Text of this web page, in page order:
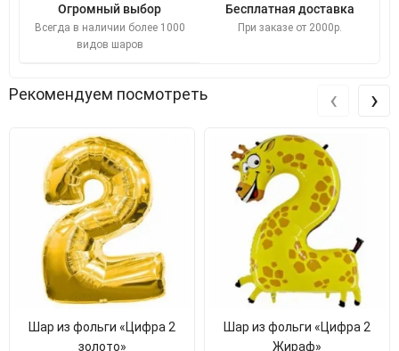
Огромный выбор
Всегда в наличии более 1000
видов шаров
Бесплатная доставка
При заказе от 2000р.
Рекомендуем посмотреть
Шар из фольги «Цифра 2
золото»
Шар из фольги «Цифра 2
Жираф»
‹ ›